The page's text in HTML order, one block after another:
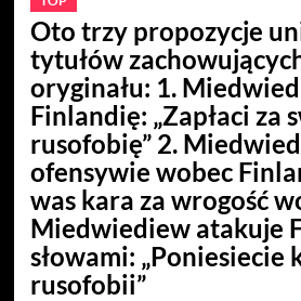
Oto trzy propozycje
tytułów
oryginału: 1.
Finlandię: „Zapłaci za
rusofobię” 2.
ofensywie wobec
was kara za wrogość
Miedwiediew atakuje
słowami: „Poniesiecie
rusofobii”